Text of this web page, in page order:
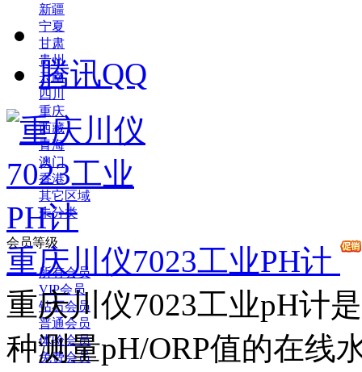
新疆
宁夏
甘肃
贵州
云南
四川
重庆
西藏
青海
澳门
香港
其它区域
未分类
会员等级
所有会员
VIP会员
钻石会员
普通会员
体验会员
免费会员
腾讯QQ
重庆川仪7023工业PH计
重庆川仪7023工业pH计
种测量pH/ORP值的在线